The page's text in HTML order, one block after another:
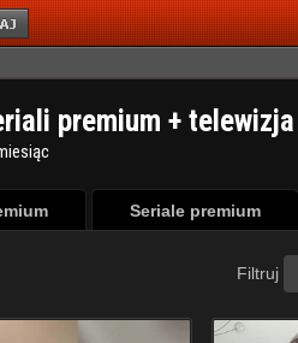
premium + telewizja
Seriale premium
Filtruj